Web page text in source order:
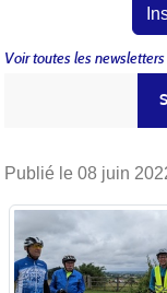
Publié le 08 juin
Voir toutes les newsletters